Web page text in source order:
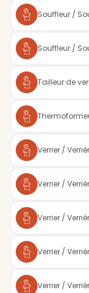
Souffleur /
Souffleur /
Tailleur de
Verrier /
Verrier /
Verrier /
Verrier /
Verrier /